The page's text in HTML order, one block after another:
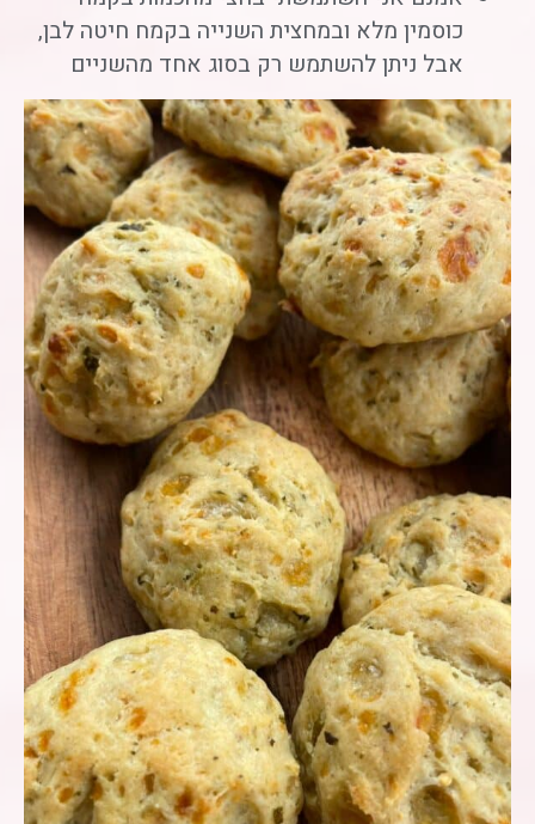
כוסמין מלא ובמחצית השנייה בקמח חיטה לבן,
אבל ניתן להשתמש רק בסוג אחד מהשניים